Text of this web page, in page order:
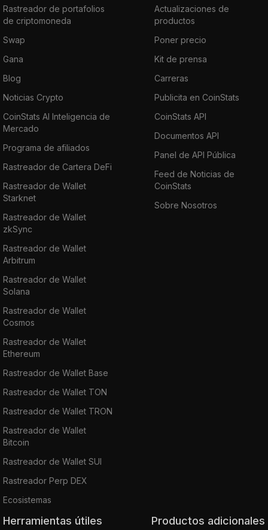
Rastreador de portafolios
de criptomoneda
Swap
Gana
Blog
Noticias Crypto
CoinStats AI Inteligencia de
Mercado
Programa de afiliados
Rastreador de Cartera DeFi
Rastreador de Wallet
Starknet
Rastreador de Wallet
zkSync
Rastreador de Wallet
Arbitrum
Rastreador de Wallet
Solana
Rastreador de Wallet
Cosmos
Rastreador de Wallet
Ethereum
Rastreador de Wallet Base
Rastreador de Wallet TON
Rastreador de Wallet TRON
Rastreador de Wallet
Bitcoin
Rastreador de Wallet SUI
Rastreador Perp DEX
Ecosistemas
Actualizaciones de
productos
Poner precio
Kit de prensa
Carreras
Publicita en CoinStats
CoinStats API
Documentos API
Panel de API Pública
Feed de Noticias de
CoinStats
Sobre Nosotros
Herramientas útiles Productos adicionales